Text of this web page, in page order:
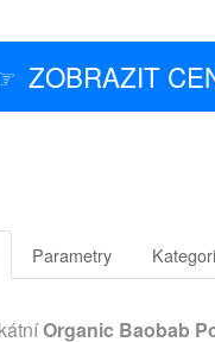
ZOBRAZIT
Parametry
Organic Baobab